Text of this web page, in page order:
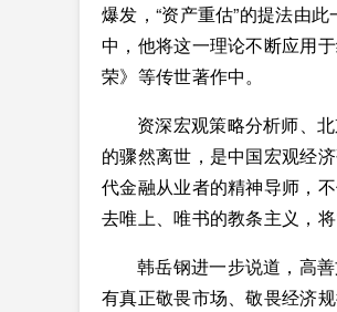
爆发，“资产重估”的提法由
中，他将这一理论不断应用
荣》等传世著作中。
资深宏观策略分析师、
的骤然离世，是中国宏观经
代金融从业者的精神导师，
去唯上、唯书的教条主义，
韩岳钢进一步说道，高
有真正敬畏市场、敬畏经济